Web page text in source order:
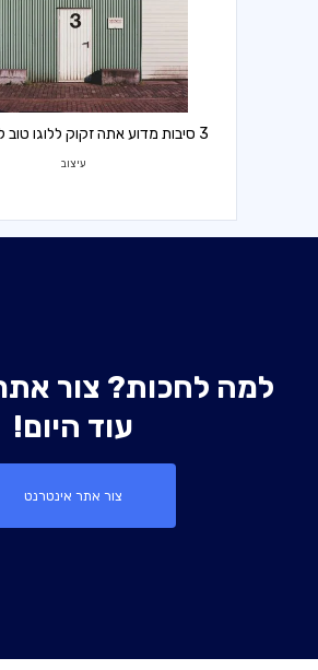
3 סיבות מדוע אתה זקוק ללוגו טוב לעסק שלך
עיצוב
למה לחכות? צור
עוד היום!
צור אתר אינטרנט